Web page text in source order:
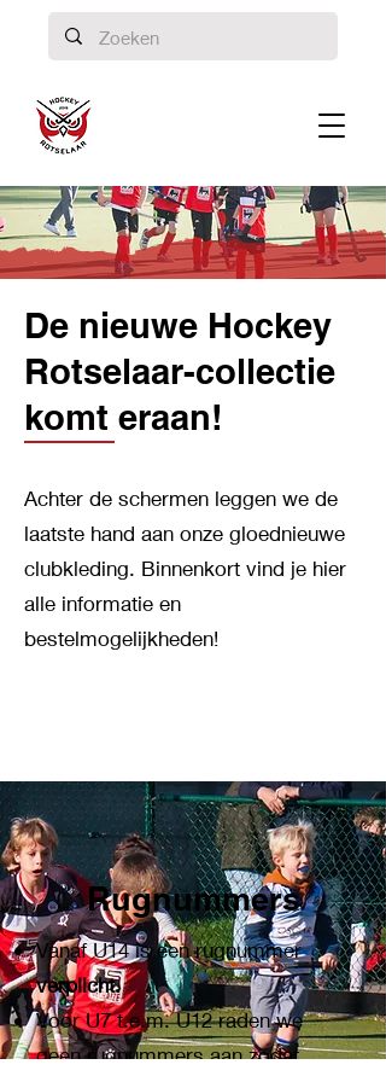
De nieuwe Hockey
Rotselaar-collectie
komt eraan!
Achter de schermen leggen we de
laatste hand aan onze gloednieuwe
clubkleding. Binnenkort vind je hier
alle informatie en
bestelmogelijkheden!
Rugnummers
Vanaf U14 is een rugnummer
verplicht.
Voor U7 t.e.m. U12 raden we
geen rugnummers aan zodat